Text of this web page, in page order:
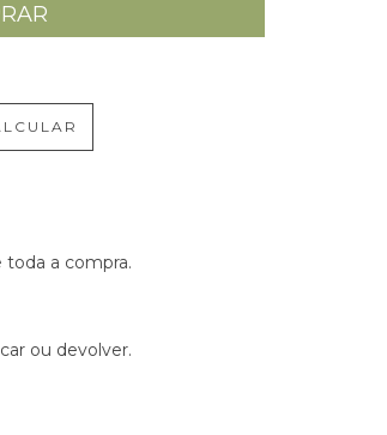
toda a compra.
ou devolver.